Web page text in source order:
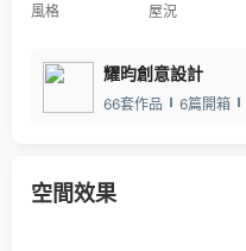
風格 屋況
耀昀創意設計
66套作品
6篇開箱
空間效果